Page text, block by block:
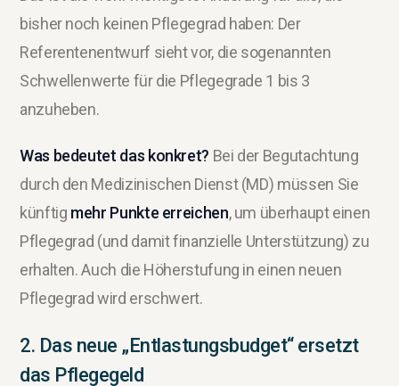
bisher noch keinen Pflegegrad haben: Der
Referentenentwurf sieht vor, die sogenannten
Schwellenwerte für die Pflegegrade 1 bis 3
anzuheben.
Was bedeutet das konkret? Bei der Begutachtung
durch den Medizinischen Dienst (MD) müssen Sie
künftig mehr Punkte erreichen, um überhaupt einen
Pflegegrad (und damit finanzielle Unterstützung) zu
erhalten. Auch die Höherstufung in einen neuen
Pflegegrad wird erschwert.
2. Das neue „Entlastungsbudget“ ersetzt
das Pflegegeld